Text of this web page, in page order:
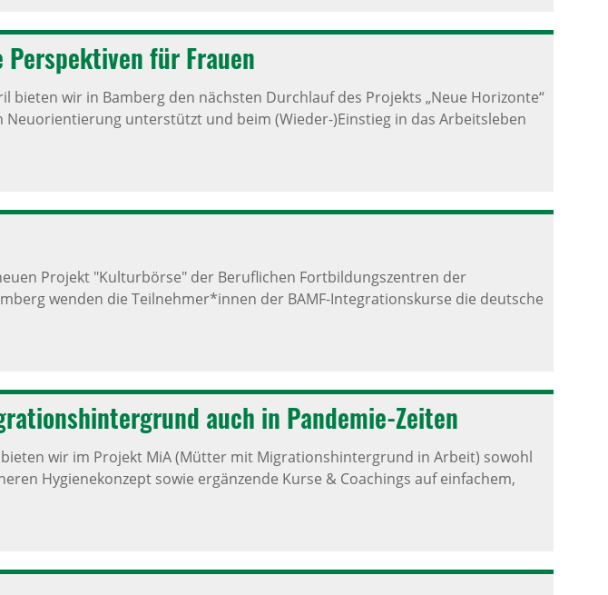
für Frauen
bieten wir in Bamberg den nächsten Durchlauf des Projekts „Neue Horizonte“
unterstützt und beim (Wieder-)Einstieg in das Arbeitsleben
Projekt "Kulturbörse" der Beruflichen Fortbildungszentren der
wenden die Teilnehmer*innen der BAMF-Integrationskurse die deutsche
auch in Pandemie-Zeiten
wir im Projekt MiA (Mütter mit Migrationshintergrund in Arbeit) sowohl
Hygienekonzept sowie ergänzende Kurse & Coachings auf einfachem,